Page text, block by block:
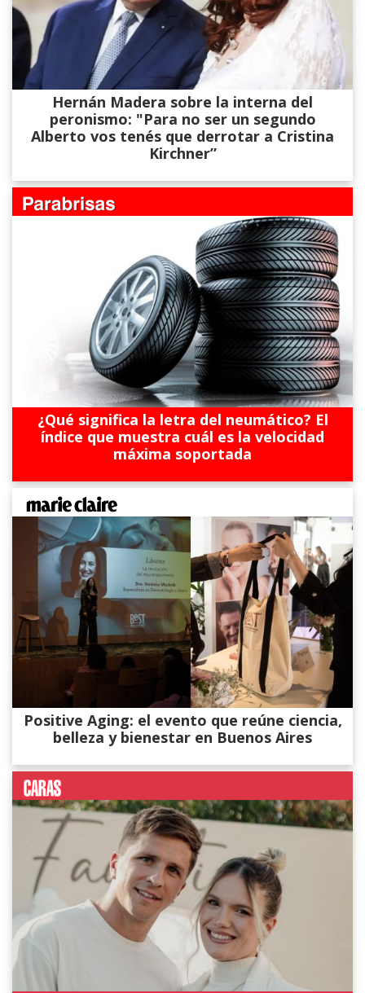
Hernán Madera sobre la interna del
peronismo: "Para no ser un segundo
Alberto vos tenés que derrotar a Cristina
Kirchner”
¿Qué significa la letra del neumático? El
índice que muestra cuál es la velocidad
máxima soportada
Positive Aging: el evento que reúne ciencia,
belleza y bienestar en Buenos Aires